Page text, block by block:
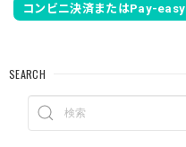
コンビニ決済またはPay-easy
SEARCH